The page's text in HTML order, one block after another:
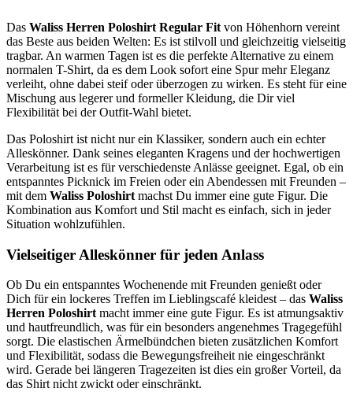
Das Waliss Herren Poloshirt Regular Fit von Höhenhorn vereint
das Beste aus beiden Welten: Es ist stilvoll und gleichzeitig vielseitig
tragbar. An warmen Tagen ist es die perfekte Alternative zu einem
normalen T-Shirt, da es dem Look sofort eine Spur mehr Eleganz
verleiht, ohne dabei steif oder überzogen zu wirken. Es steht für eine
Mischung aus legerer und formeller Kleidung, die Dir viel
Flexibilität bei der Outfit-Wahl bietet.
Das Poloshirt ist nicht nur ein Klassiker, sondern auch ein echter
Alleskönner. Dank seines eleganten Kragens und der hochwertigen
Verarbeitung ist es für verschiedenste Anlässe geeignet. Egal, ob ein
entspanntes Picknick im Freien oder ein Abendessen mit Freunden –
mit dem Waliss Poloshirt machst Du immer eine gute Figur. Die
Kombination aus Komfort und Stil macht es einfach, sich in jeder
Situation wohlzufühlen.
Vielseitiger Alleskönner für jeden Anlass
Ob Du ein entspanntes Wochenende mit Freunden genießt oder
Dich für ein lockeres Treffen im Lieblingscafé kleidest – das Waliss
Herren Poloshirt macht immer eine gute Figur. Es ist atmungsaktiv
und hautfreundlich, was für ein besonders angenehmes Tragegefühl
sorgt. Die elastischen Ärmelbündchen bieten zusätzlichen Komfort
und Flexibilität, sodass die Bewegungsfreiheit nie eingeschränkt
wird. Gerade bei längeren Tragezeiten ist dies ein großer Vorteil, da
das Shirt nicht zwickt oder einschränkt.